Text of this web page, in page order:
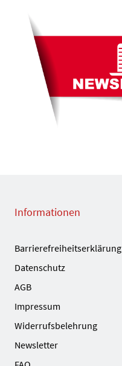
Informationen
Barrierefreiheitserklärung
Datenschutz
AGB
Impressum
Widerrufsbelehrung
Newsletter